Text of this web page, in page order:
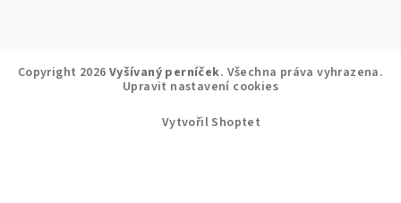
Copyright 2026 Vyšívaný perníček. Všechna práva vyhrazena.
Upravit nastavení cookies
Vytvořil Shoptet